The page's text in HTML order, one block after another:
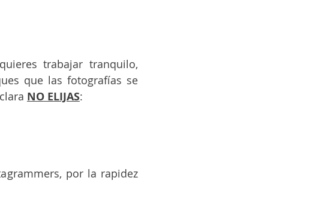
trabajar tranquilo,
que las fotografías se
NO ELIJAS:
por la rapidez